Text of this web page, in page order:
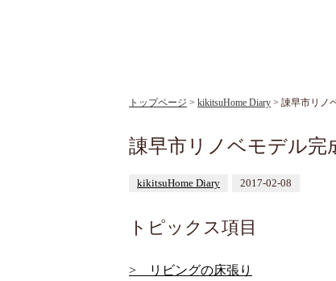
トップページ > kikitsuHome Diary > 諌早市リノ
諌早市リノベモデル
kikitsuHome Diary 2017-02-08
トピックス項目
> リビングの床張り